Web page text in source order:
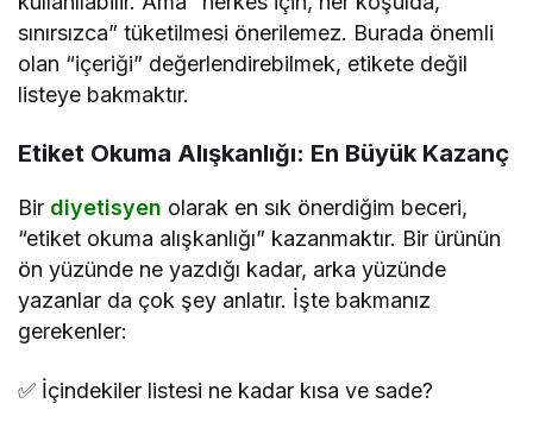
sınırsızca” tüketilmesi önerilemez. Burada önemli
olan “içeriği” değerlendirebilmek, etikete değil
listeye bakmaktır.
Etiket Okuma Alışkanlığı: En Büyük Kazanç
Bir diyetisyen olarak en sık önerdiğim beceri,
“etiket okuma alışkanlığı” kazanmaktır. Bir ürünün
ön yüzünde ne yazdığı kadar, arka yüzünde
yazanlar da çok şey anlatır. İşte bakmanız
gerekenler:
✅ İçindekiler listesi ne kadar kısa ve sade?